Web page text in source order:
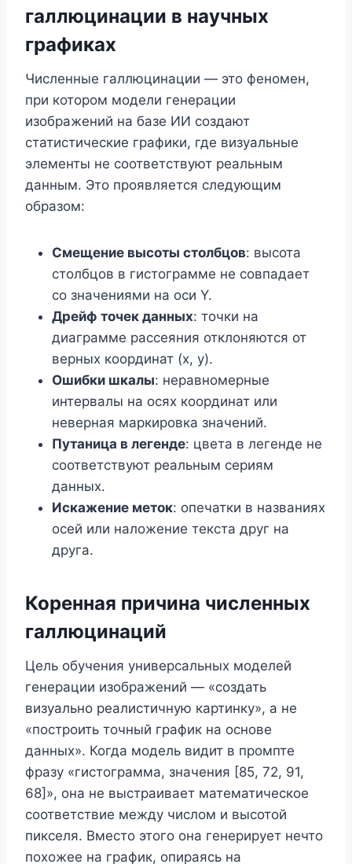
галлюцинации в научных
графиках
Численные галлюцинации — это феномен,
при котором модели генерации
изображений на базе ИИ создают
статистические графики, где визуальные
элементы не соответствуют реальным
данным. Это проявляется следующим
образом:
Смещение высоты столбцов: высота
столбцов в гистограмме не совпадает
со значениями на оси Y.
Дрейф точек данных: точки на
диаграмме рассеяния отклоняются от
верных координат (x, y).
Ошибки шкалы: неравномерные
интервалы на осях координат или
неверная маркировка значений.
Путаница в легенде: цвета в легенде не
соответствуют реальным сериям
данных.
Искажение меток: опечатки в названиях
осей или наложение текста друг на
друга.
Коренная причина численных
галлюцинаций
Цель обучения универсальных моделей
генерации изображений — «создать
визуально реалистичную картинку», а не
«построить точный график на основе
данных». Когда модель видит в промпте
фразу «гистограмма, значения [85, 72, 91,
68]», она не выстраивает математическое
соответствие между числом и высотой
пикселя. Вместо этого она генерирует нечто
похожее на график, опираясь на